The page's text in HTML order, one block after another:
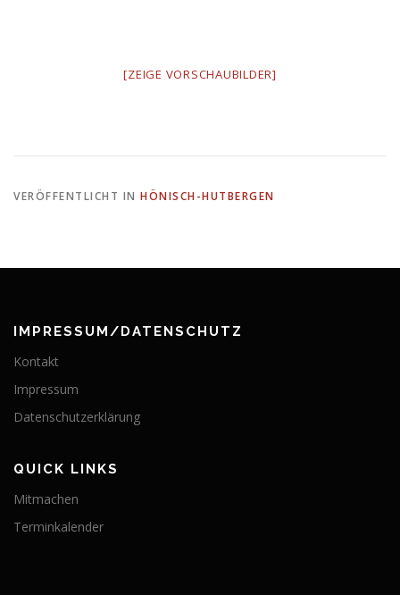
[ZEIGE VORSCHAUBILDER]
VERÖFFENTLICHT IN HÖNISCH-HUTBERGEN
IMPRESSUM/DATENSCHUTZ
Kontakt
Impressum
Datenschutzerklärung
QUICK LINKS
Mitmachen
Terminkalender